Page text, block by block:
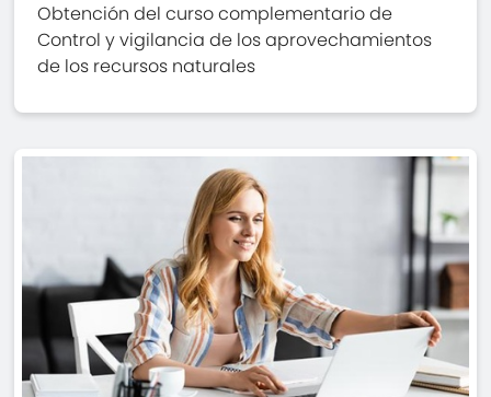
Obtención del curso complementario de
Control y vigilancia de los aprovechamientos
de los recursos naturales